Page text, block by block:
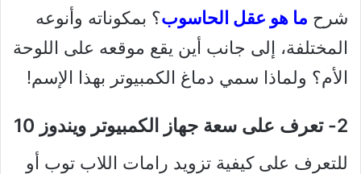
شرح ما هو عقل الحاسوب؟ بمكوناته وأنوعه
المختلفة، إلى جانب أين يقع موقعه على اللوحة
الأم؟ ولماذا سمي دماغ الكمبيوتر بهذا الإسم!
2- تعرف على سعة جهاز الكمبيوتر ويندوز 10
للتعرف على كيفية تزويد رامات اللاب توب أو